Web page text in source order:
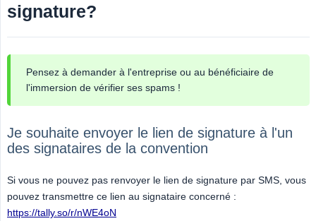
signature?
Pensez à demander à l'entreprise ou au bénéficiaire de
l'immersion de vérifier ses spams !
Je souhaite envoyer le lien de signature à l'un
des signataires de la convention
Si vous ne pouvez pas renvoyer le lien de signature par SMS, vous
pouvez transmettre ce lien au signataire concerné :
https://tally.so/r/nWE4oN